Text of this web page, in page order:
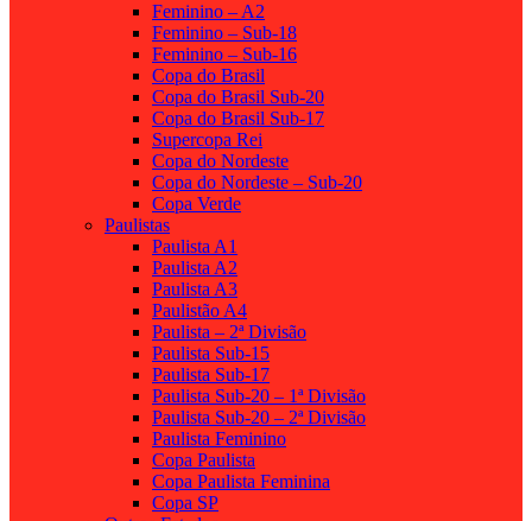
Feminino – A2
Feminino – Sub-18
Feminino – Sub-16
Copa do Brasil
Copa do Brasil Sub-20
Copa do Brasil Sub-17
Supercopa Rei
Copa do Nordeste
Copa do Nordeste – Sub-20
Copa Verde
Paulistas
Paulista A1
Paulista A2
Paulista A3
Paulistão A4
Paulista – 2ª Divisão
Paulista Sub-15
Paulista Sub-17
Paulista Sub-20 – 1ª Divisão
Paulista Sub-20 – 2ª Divisão
Paulista Feminino
Copa Paulista
Copa Paulista Feminina
Copa SP